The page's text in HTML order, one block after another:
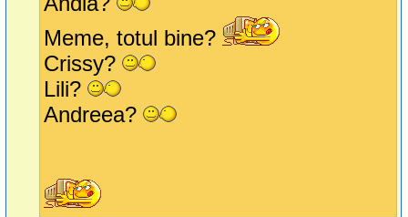
Meme, totul bine?
Crissy?
Lili?
Andreea?